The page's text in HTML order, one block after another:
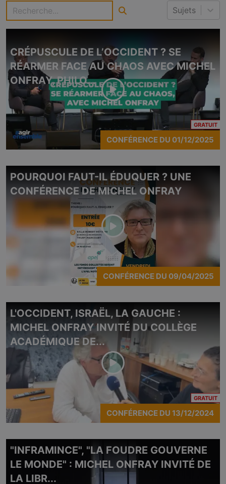
Sujets
CRÉPUSCULE DE L’OCCIDENT ? SE
RÉARMER FACE AU CHAOS AVEC MICHEL
ONFRAY, PHILO...
GRATUIT
CONFÉRENCE DU 01/12/2025
POURQUOI FAUT-IL ÉDUQUER ? UNE
CONFÉRENCE DE MICHEL ONFRAY
CONFÉRENCE DU 09/04/2025
L'OCCIDENT, ISRAËL, LA GAUCHE :
MICHEL ONFRAY INVITÉ DU COLLÈGE
ACADÉMIQUE DE...
GRATUIT
CONFÉRENCE DU 13/12/2024
"INFRAMINCE", "LA FOUDRE GOUVERNE
LE MONDE" : MICHEL ONFRAY INVITÉ DE
LA LIBR...